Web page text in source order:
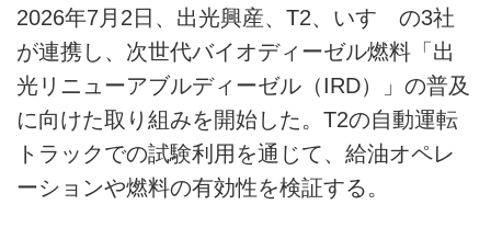
テクノロジー
このメディアについて
運営会社
利用規約
2026年7月2日、出光興産、T2、いすゞの3社
が連携し、次世代バイオディーゼル燃料「出
光リニューアブルディーゼル（IRD）」の普及
に向けた取り組みを開始した。T2の自動運転
トラックでの試験利用を通じて、給油オペレ
ーションや燃料の有効性を検証する。